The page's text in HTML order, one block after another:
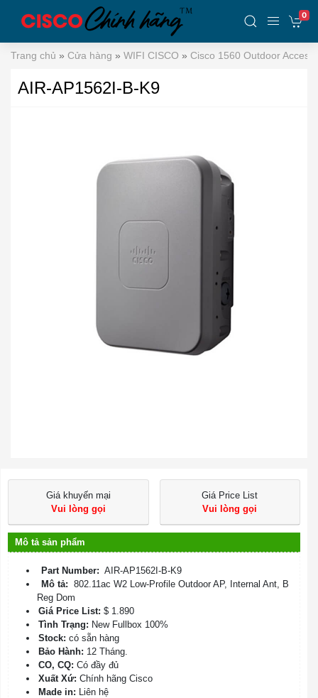
0
Trang chủ » Cửa hàng » WIFI CISCO » Cisco 1560 Outdoor Access
AIR-AP1562I-B-K9
Giá khuyến mại
Vui lòng gọi
Giá Price List
Vui lòng gọi
Mô tả sản phẩm
Part Number: AIR-AP1562I-B-K9
Mô tả: 802.11ac W2 Low-Profile Outdoor AP, Internal Ant, B
Reg Dom
Giá Price List: $ 1.890
Tình Trạng: New Fullbox 100%
Stock: có sẵn hàng
Bảo Hành: 12 Tháng.
CO, CQ: Có đầy đủ
Xuất Xứ: Chính hãng Cisco
Made in: Liên hệ